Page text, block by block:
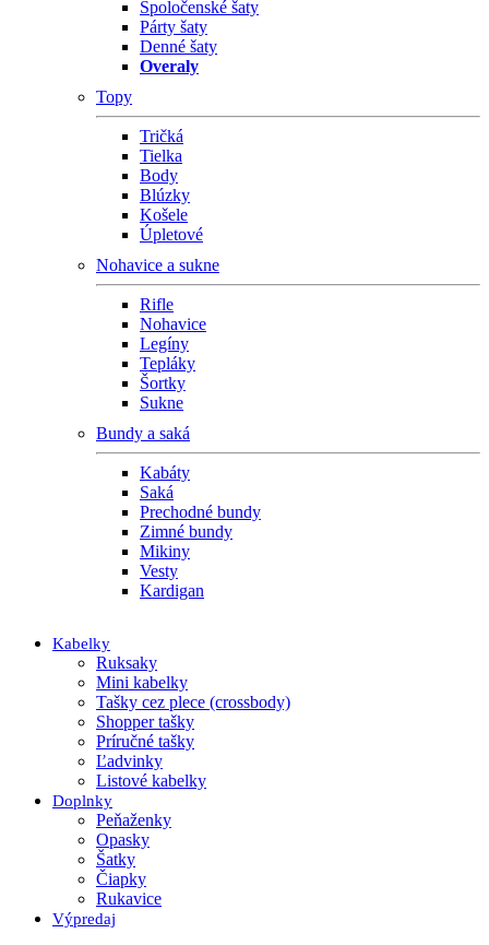
Spoločenské šaty
Párty šaty
Denné šaty
Overaly
Topy
Tričká
Tielka
Body
Blúzky
Košele
Úpletové
Nohavice a sukne
Rifle
Nohavice
Legíny
Tepláky
Šortky
Sukne
Bundy a saká
Kabáty
Saká
Prechodné bundy
Zimné bundy
Mikiny
Vesty
Kardigan
Kabelky
Ruksaky
Mini kabelky
Tašky cez plece (crossbody)
Shopper tašky
Príručné tašky
Ľadvinky
Listové kabelky
Doplnky
Peňaženky
Opasky
Šatky
Čiapky
Rukavice
Výpredaj